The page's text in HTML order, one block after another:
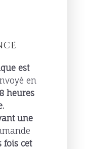
est
en
heures
une
fois cet